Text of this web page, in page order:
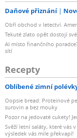
Daňové přiznání
Obří obchod v letectví.
Tekuté zlato opět dostojí
AI místo finančního
sítí
Recepty
Oblíbené zimní
Oopsie bread: Proteinové
surovin a bez mouky
Pozor na jedovaté cukety!
Svěží letní saláty, které vás
výsledek vás mile překvapí!